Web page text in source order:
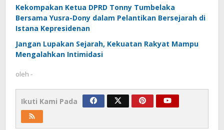
Kekompakan Ketua DPRD Tonny Tumbelaka
Bersama Yusra-Dony dalam Pelantikan Bersejarah di
Istana Kepresidenan
Jangan Lupakan Sejarah, Kekuatan Rakyat Mampu
Mengalahkan Intimidasi
oleh -
Ikuti Kami Pada